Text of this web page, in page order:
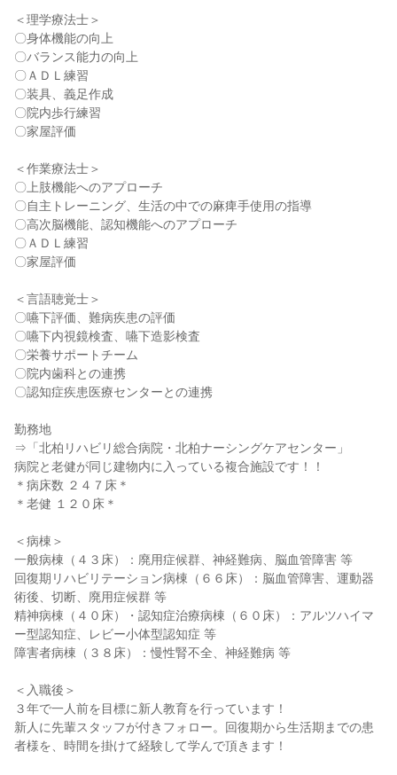
＜理学療法士＞
〇身体機能の向上
〇バランス能力の向上
〇ＡＤＬ練習
〇装具、義足作成
〇院内歩行練習
〇家屋評価
＜作業療法士＞
〇上肢機能へのアプローチ
〇自主トレーニング、生活の中での麻痺手使用の指導
〇高次脳機能、認知機能へのアプローチ
〇ＡＤＬ練習
〇家屋評価
＜言語聴覚士＞
〇嚥下評価、難病疾患の評価
〇嚥下内視鏡検査、嚥下造影検査
〇栄養サポートチーム
〇院内歯科との連携
〇認知症疾患医療センターとの連携
勤務地
⇒「北柏リハビリ総合病院・北柏ナーシングケアセンター」
病院と老健が同じ建物内に入っている複合施設です！！
＊病床数 ２４７床＊
＊老健 １２０床＊
＜病棟＞
一般病棟（４３床）：廃用症候群、神経難病、脳血管障害 等
回復期リハビリテーション病棟（６６床）：脳血管障害、運動器
術後、切断、廃用症候群 等
精神病棟（４０床）・認知症治療病棟（６０床）：アルツハイマ
ー型認知症、レビー小体型認知症 等
障害者病棟（３８床）：慢性腎不全、神経難病 等
＜入職後＞
３年で一人前を目標に新人教育を行っています！
新人に先輩スタッフが付きフォロー。回復期から生活期までの患
者様を、時間を掛けて経験して学んで頂きます！